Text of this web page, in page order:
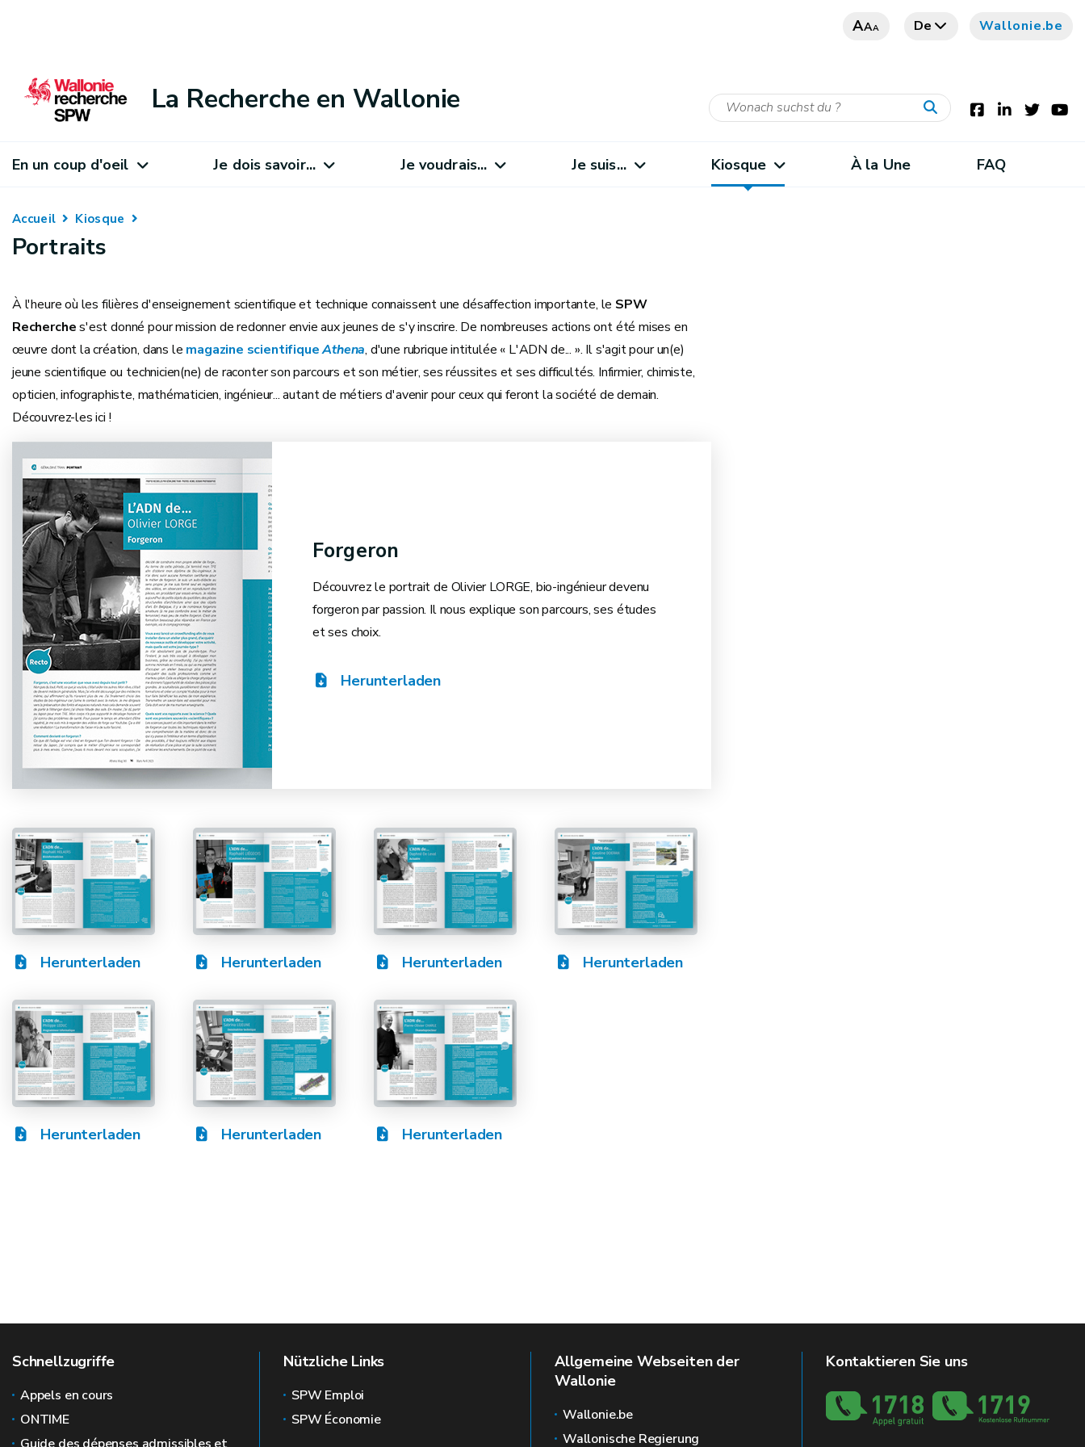
AAA De Wallonie.be
La Recherche en Wallonie
En un coup d'oeil Je dois savoir... Je voudrais... Je suis... Kiosque À la Une FAQ
Accueil Kiosque
Portraits
À l'heure où les filières d'enseignement scientifique et technique connaissent une désaffection importante, le SPW
Recherches'est donné pour mission de redonner envie aux jeunes de s'y inscrire. De nombreuses actions ont été mises en
œuvre dont la création, dans le magazine scientifiqueAthena, d'une rubrique intitulée « L'ADN de... ». Il s'agit pour un(e)
jeune scientifique ou technicien(ne) de raconter son parcours et son métier, ses réussites et ses difficultés. Infirmier, chimiste,
opticien, infographiste, mathématicien, ingénieur... autant de métiers d'avenir pour ceux qui feront la société de demain.
Découvrez-les ici !
Forgeron
Découvrez le portrait de Olivier LORGE, bio-ingénieur devenu
forgeron par passion. Il nous explique son parcours, ses études
et ses choix.
Herunterladen
Herunterladen Herunterladen Herunterladen Herunterladen
Herunterladen Herunterladen Herunterladen
Schnellzugriffe
Appels en cours
ONTIME
Nützliche Links
SPW Emploi
SPW Économie
Allgemeine Webseiten der
Wallonie
Wallonie.be
Wallonische Regierung
Kontaktieren Sie uns